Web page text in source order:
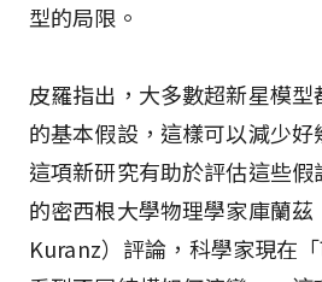
型的局限。
皮羅指出，大多數超新星模
的基本假設，這樣可以減少好
這項新研究有助於評估這些
的密西根大學物理學家庫蘭
Kuranz）評論，科學家現在